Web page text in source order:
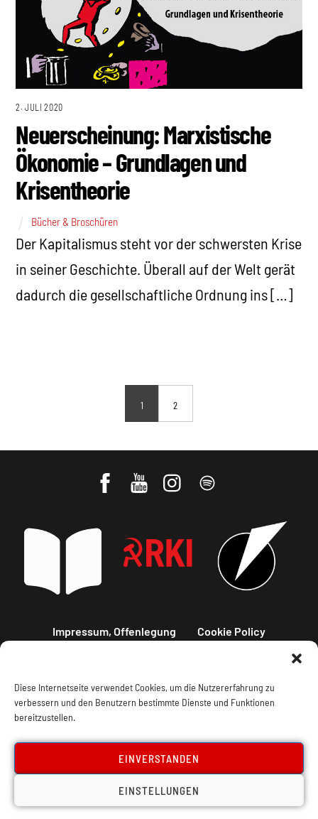
Diese Internetseite verwendet Cookies, um die Nutzererfahrung zu
verbessern und den Benutzern bestimmte Dienste und Funktionen
bereitzustellen.
EINVERSTANDEN
EINSTELLUNGEN
2. JULI 2020
Neuerscheinung: Marxistische
Ökonomie – Grundlagen und
Krisentheorie
Bücher & Broschüren
Der Kapitalismus steht vor der schwersten Krise
in seiner Geschichte. Überall auf der Welt gerät
dadurch die gesellschaftliche Ordnung ins […]
1 2
Impressum, Offenlegung Cookie Policy